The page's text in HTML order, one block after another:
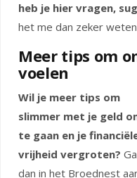
heb je hier vragen,
het me dan zeker
Meer tips om
voelen
Wil je meer tips om
slimmer met je geld
te gaan en je
vrijheid vergroten? Ga
dan in het Broednest